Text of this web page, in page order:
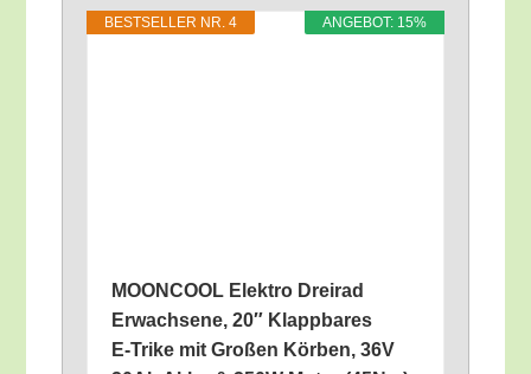
ANGE­BOT: 15%
BEST­SEL­LER NR. 4
MOONCOOL Elek­tro Drei­rad
Erwach­se­ne, 20″ Klapp­ba­res
E‑Trike mit Gro­ßen Kör­ben, 36V